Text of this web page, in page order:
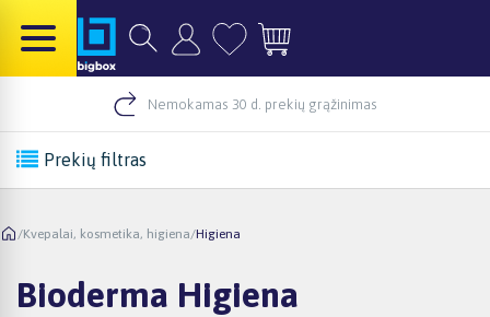
Nemokamas 30 d. prekių grąžinimas
Prekių filtras
/Kvepalai, kosmetika, higiena/Higiena
Bioderma Higiena